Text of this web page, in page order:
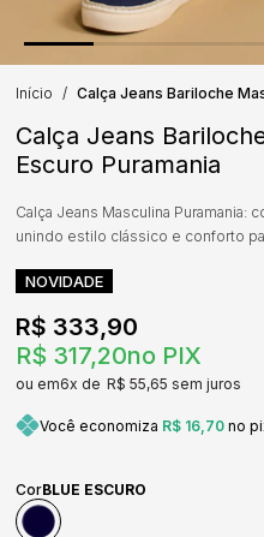
Início Calça Jeans Bariloche
Calça Jeans
Escuro Puramania
Calça Jeans Masculina Puramania:
unindo estilo clássico e conforto
NOVIDADE
R$ 317,20no PIX
R$ 333,90
6x R$ 55,65sem juros
Você economiza R$ 16,70 no
CorBLUE ESCURO